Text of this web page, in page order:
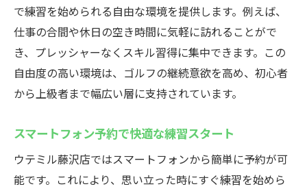
で練習を始められる自由な環境を提供します。例えば、
仕事の合間や休日の空き時間に気軽に訪れることがで
き、プレッシャーなくスキル習得に集中できます。この
自由度の高い環境は、ゴルフの継続意欲を高め、初心者
から上級者まで幅広い層に支持されています。
スマートフォン予約で快適な練習スタート
ウテミル藤沢店ではスマートフォンから簡単に予約が可
能です。これにより、思い立った時にすぐ練習を始めら